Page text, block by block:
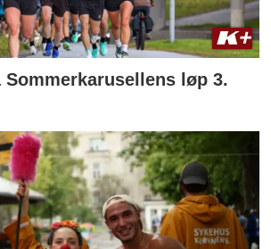
Sommerkarusellens løp 3.